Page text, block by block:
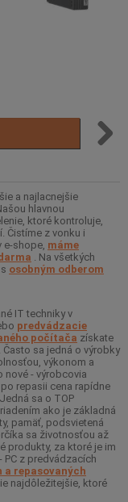
a najlacnejšie
hlavnou
ktoré kontroluje,
Čistíme z vonku i
e-shope, máme
. Na všetkých
osobným odberom
IT techniky v
predvádzacie
počítača získate
sa jedná o výrobky
výkonom a
nové - výrobcovia
repasii cena rapídne
sa o TOP
ako je základná
pamäť, podsvietená
sa životnosťou až
produkty, za ktoré je im
PC z predvádzacích
repasovaných
najdôležitejšie, ktoré